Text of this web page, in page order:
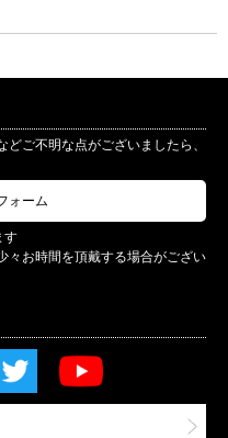
ご不明な点がございましたら、
ォーム
す
々お時間を頂戴する場合がござい